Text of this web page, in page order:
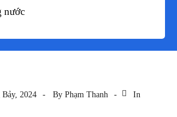
nước
Bảy, 2024 By Phạm Thanh
In